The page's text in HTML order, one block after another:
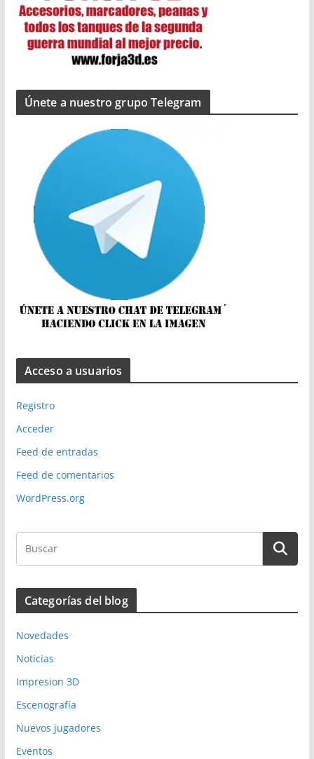
Únete a nuestro grupo Telegram
Acceso a usuarios
Registro
Acceder
Feed de entradas
Feed de comentarios
WordPress.org
Categorías del blog
Novedades
Noticias
Impresion 3D
Escenografía
Nuevos jugadores
Eventos